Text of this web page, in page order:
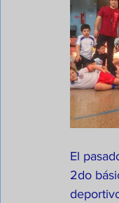
El
2do